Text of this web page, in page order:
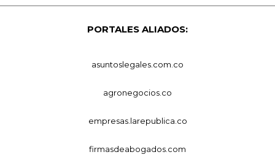
PORTALES ALIADOS:
asuntoslegales.com.co
agronegocios.co
empresas.larepublica.co
firmasdeabogados.com